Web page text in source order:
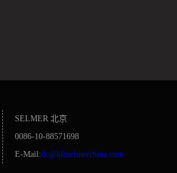
SELMER 北京
0086-10-88571698
E-Mail:dc@klhselmerchina.com